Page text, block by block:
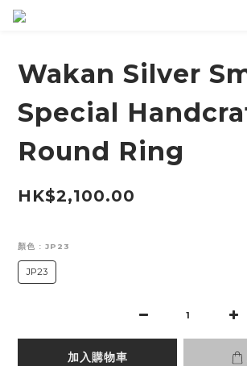
Wakan Silver
Special
Round Ring
HK$2,100.00
顏色 : JP23
JP23
加入購物車